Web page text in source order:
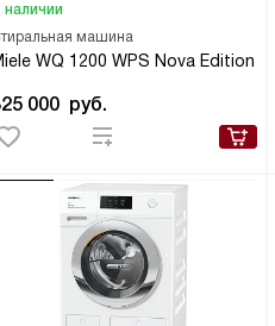
машина
WQ 1200 WPS Nova Edition
наличии
000 руб.